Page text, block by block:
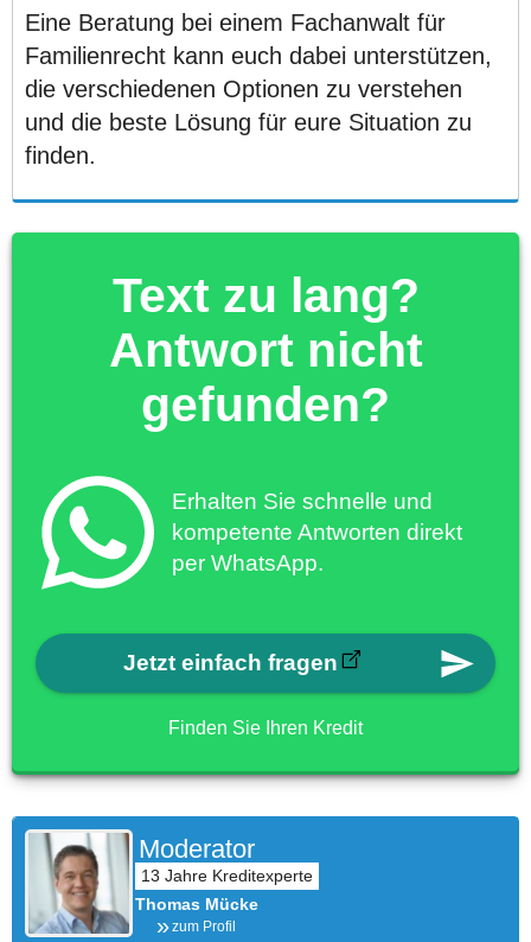
Eine Beratung bei einem Fachanwalt für
Familienrecht kann euch dabei unterstützen,
die verschiedenen Optionen zu verstehen
und die beste Lösung für eure Situation zu
finden.
Text zu lang?
Antwort nicht
gefunden?
Erhalten Sie schnelle und
kompetente Antworten direkt
per WhatsApp.
Jetzt einfach fragen
Finden Sie Ihren Kredit
Moderator
Thomas Mücke
zum Profil